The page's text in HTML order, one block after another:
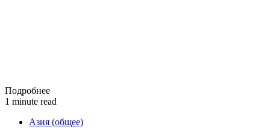
Подробнее
1 minute read
Азия (общее)